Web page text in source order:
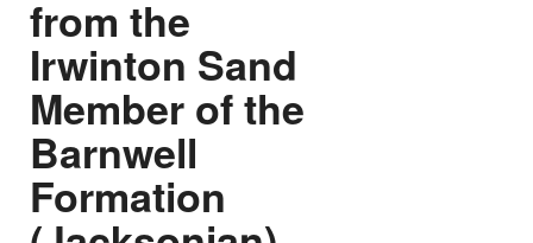
from the
Irwinton Sand
Member of the
Barnwell
Formation